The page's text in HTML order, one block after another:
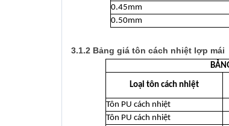
0.45mm
0.50mm
3.1.2 Bảng giá tôn cách nhiệt lợp mái
Loại tôn cách nhiệt
Tôn PU cách nhiệt
Tôn PU cách nhiệt